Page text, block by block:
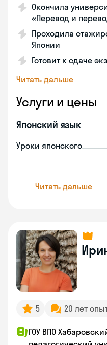
Окончила
«Перевод и
Проходила
Японии
Готовит к сдаче
Читать дальше
Услуги и цены
Японский язык
Уроки японского
Читать дальше
5 20 лет
ГОУ ВПО